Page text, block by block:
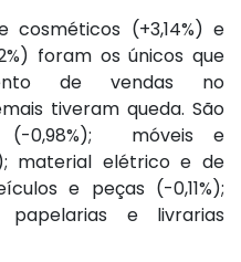
cosméticos (+3,14%) e
foram os únicos que
de vendas no
tiveram queda. São
(-0,98%); móveis e
material elétrico e de
e peças (-0,11%);
papelarias e livrarias